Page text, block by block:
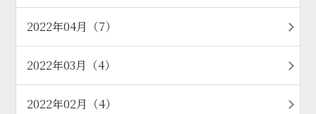
2022年04月（7）
2022年03月（4）
2022年02月（4）